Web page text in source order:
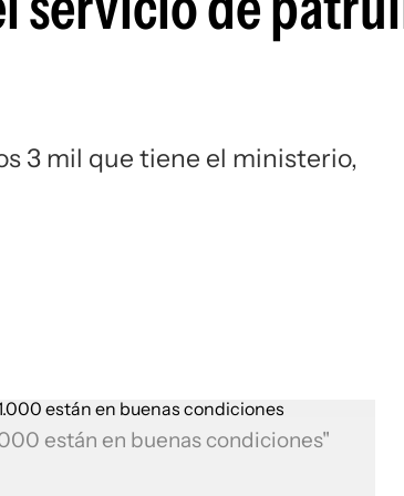
3 mil que tiene el ministerio,
están en buenas condiciones"